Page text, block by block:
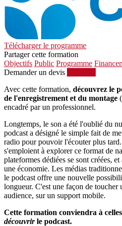
Télécharger le programme
Partager cette formation
Objectifs Public Programme
Demander un devis
Avec cette formation, découvrez le
de l'enregistrement et du montage
encadré par un professionnel.
Longtemps, le son a été l'oublié du
podcast a désigné le simple fait de
radio pour pouvoir l'écouter plus
s'emploient à explorer ce format de
plateformes dédiées se sont créées,
une économie. Les médias
le podcast offre une nouvelle
longueur. C'est une façon de toucher
audience, sur un support mobile.
Cette formation conviendra à
découvrirle podcast.